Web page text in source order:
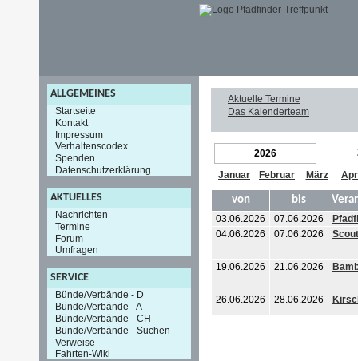
ALLGEMEINES
Startseite
Kontakt
Impressum
Verhaltenscodex
Spenden
Datenschutzerklärung
AKTUELLES
Nachrichten
Termine
Forum
Umfragen
SERVICE
Bünde/Verbände - D
Bünde/Verbände - A
Bünde/Verbände - CH
Bünde/Verbände - Suchen
Verweise
Fahrten-Wiki
Aktuelle Termine
Das Kalenderteam
2026
Januar
Februar März
von bis
03.06.2026 07.06.2026
04.06.2026
07.06.2026
19.06.2026 21.06.2026
26.06.2026 28.06.2026